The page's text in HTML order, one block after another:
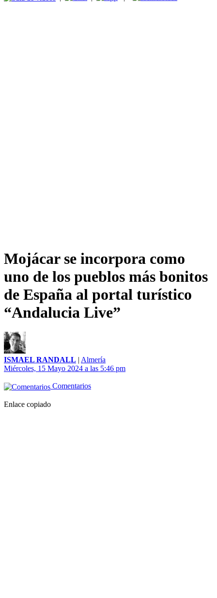
Mojácar se incorpora como
uno de los pueblos más bonitos
de España al portal turístico
“Andalucia Live”
ISMAEL RANDALL | Almería
Miércoles, 15 Mayo 2024 a las 5:46 pm
Comentarios
Enlace copiado